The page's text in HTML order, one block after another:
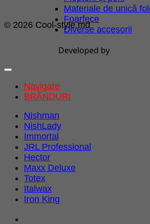
Materiale de unică
Foarfece
Diverse accesorii
© 2026 Cool-style.md
Developed by
Navigare
BRĂNDURI
Nishman
NishLady
Immortal
JRL Professional
Hector
Maxx Deluxe
Totex
Italwax
Iron King